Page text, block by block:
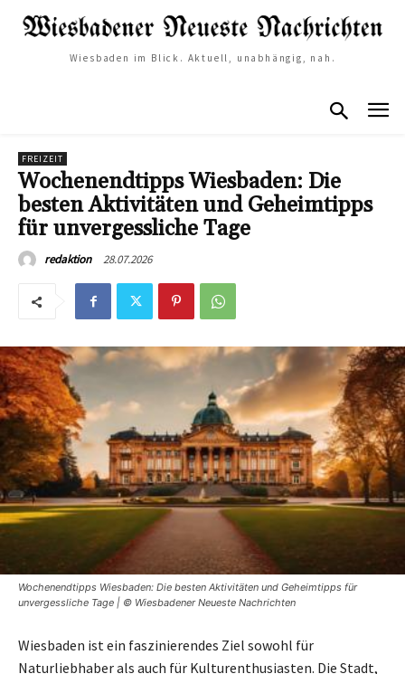
Wiesbaden im Blick. Aktuell, unabhängig, nah.
FREIZEIT
Wochenendtipps Wiesbaden: Die
besten Aktivitäten und Geheimtipps
für unvergessliche Tage
redaktion 28.07.2026
Wochenendtipps Wiesbaden: Die besten Aktivitäten und Geheimtipps für
unvergessliche Tage | © Wiesbadener Neueste Nachrichten
Wiesbaden ist ein faszinierendes Ziel sowohl für
Naturliebhaber als auch für Kulturenthusiasten. Die Stadt,